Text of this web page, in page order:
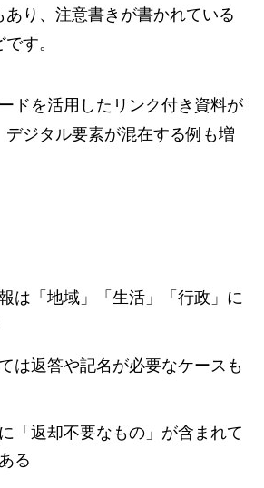
り、注意書きが書かれている
す。
ドを活用したリンク付き資料が
デジタル要素が混在する例も増
は「地域」「生活」「行政」に
は返答や記名が必要なケースも
「返却不要なもの」が含まれて
る